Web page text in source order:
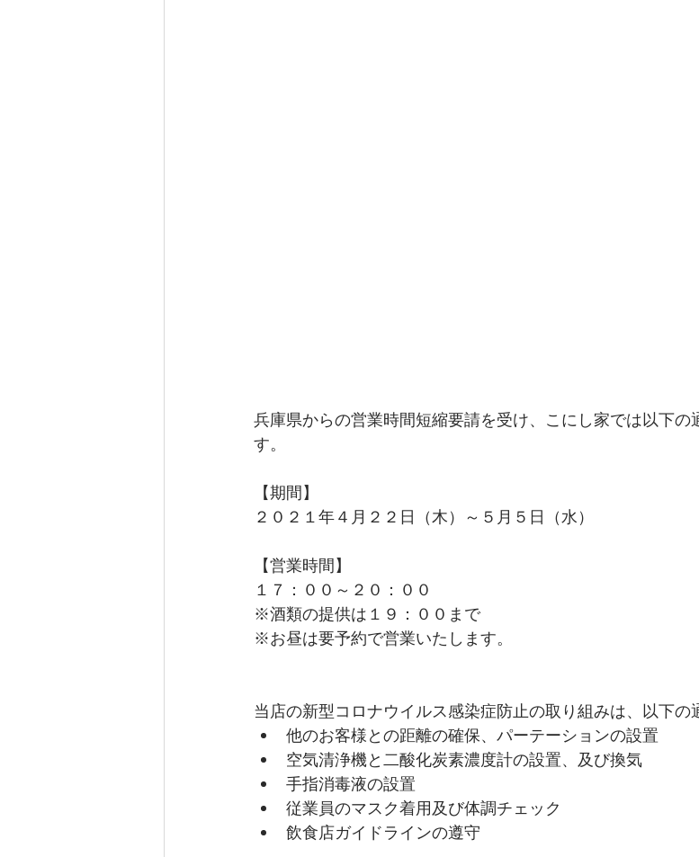
兵庫県からの営業時間短縮要請を受け、こにし家では以下の
す。
【期間】
２０２１年４月２２日（木）～５月５日（水）
【営業時間】
１７：００～２０：００
※酒類の提供は１９：００まで
※お昼は要予約で営業いたします。
当店の新型コロナウイルス感染症防止の取り組みは、以下の
他のお客様との距離の確保、パーテーションの設置
空気清浄機と二酸化炭素濃度計の設置、及び換気
手指消毒液の設置
従業員のマスク着用及び体調チェック
飲食店ガイドラインの遵守